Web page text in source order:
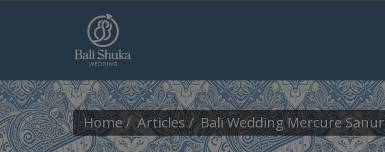
Home Articles Bali Wedding Mercure Sanur